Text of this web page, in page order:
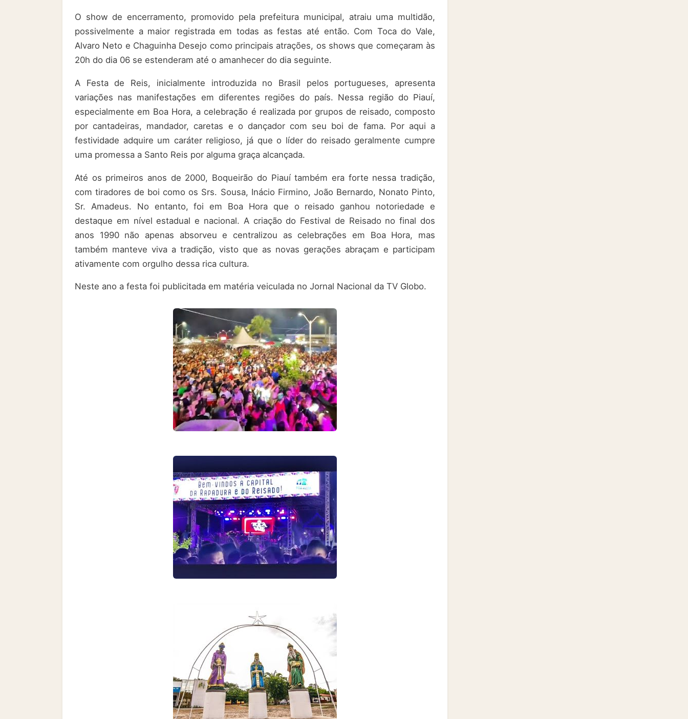
O show de encerramento, promovido pela prefeitura municipal, atraiu uma multidão,
possivelmente a maior registrada em todas as festas até então. Com Toca do Vale,
Alvaro Neto e Chaguinha Desejo como principais atrações, os shows que começaram às
20h do dia 06 se estenderam até o amanhecer do dia seguinte.
A Festa de Reis, inicialmente introduzida no Brasil pelos portugueses, apresenta
variações nas manifestações em diferentes regiões do país. Nessa região do Piauí,
especialmente em Boa Hora, a celebração é realizada por grupos de reisado, composto
por cantadeiras, mandador, caretas e o dançador com seu boi de fama. Por aqui a
festividade adquire um caráter religioso, já que o líder do reisado geralmente cumpre
uma promessa a Santo Reis por alguma graça alcançada.
Até os primeiros anos de 2000, Boqueirão do Piauí também era forte nessa tradição,
com tiradores de boi como os Srs. Sousa, Inácio Firmino, João Bernardo, Nonato Pinto,
Sr. Amadeus. No entanto, foi em Boa Hora que o reisado ganhou notoriedade e
destaque em nível estadual e nacional. A criação do Festival de Reisado no final dos
anos 1990 não apenas absorveu e centralizou as celebrações em Boa Hora, mas
também manteve viva a tradição, visto que as novas gerações abraçam e participam
ativamente com orgulho dessa rica cultura.
Neste ano a festa foi publicitada em matéria veiculada no Jornal Nacional da TV Globo.